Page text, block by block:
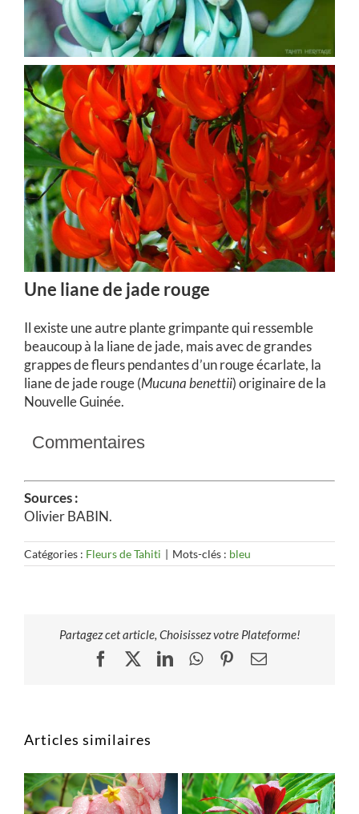
Une liane de jade rouge
Il existe une autre plante grimpante qui ressemble
beaucoup à la liane de jade, mais avec de grandes
grappes de fleurs pendantes d’un rouge écarlate, la
liane de jade rouge (Mucuna benettii) originaire de la
Nouvelle Guinée.
Commentaires
Sources :
Olivier BABIN.
Catégories : Fleurs de Tahiti | Mots-clés : bleu
Partagez cet article, Choisissez votre Plateforme!
Facebook
X LinkedInWhatsApp
Pinterest
Email
Articles similaires